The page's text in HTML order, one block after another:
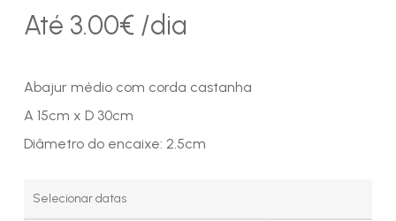
Até 3.00€ /dia
Abajur médio com corda castanha
A 15cm x D 30cm
Diâmetro do encaixe: 2.5cm